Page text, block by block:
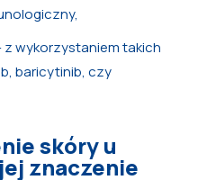
z wykorzystaniem takich
baricytinib, czy
skóry u
znaczenie